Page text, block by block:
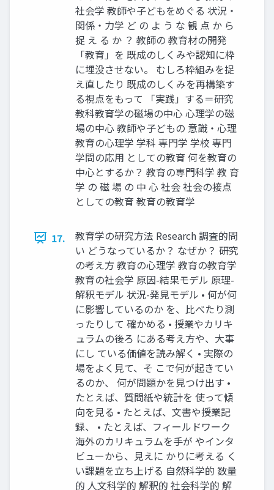
社会学 教師や子どもをめぐる 状況・
関係・力学 ど の よ う な 観 点 か ら
捉 え る か ？ 教師の 教育材の開発
「教育」を 既成のしくみや認知に枠
に埋没させない。 むしろ枠組みを捉
え直したり 既成のしくみを再構築す
る視点をもって 「実践」する＝研究
教科教育学の磁場の中心 心理学の磁
場の中心 教師や子どもの 意識・心理
教育の心理学 学科 専門学 学校 専門
学問の応用 としての教育 何を教育の
中心とするか？ 教育の専門科学 教 育
学 の 磁 場 の 中 心 社会 社会の接点
としての教育 教育の教育学
17.
教育学の研究方法 Research 調査的問
い どうなっているか？ なぜか？ 研究
の考え方 教育の心理学 教育の教育学
教育の社会学 原因-結果モデル 原理-
解釈モデル 状況-発見モデル • 何が何
に影響しているのか を、比べたり測
ったりして 確かめる • 授業やカリキ
ュラムの後ろ にある考え方や、大事
にし ている価値を読み解く • 実際の
場をよく見て、そ こで何が起きてい
るのか、 何が問題かを見つけ出す •
たとえば、質問紙や統計を 使って傾
向を見る • たとえば、文書や授業記
録、 • たとえば、フィールドワーク
海外のカリキュラムを手が やインタ
ビューから、見えに かりに考える く
い課題を立ち上げる 自然科学的 数量
的 人文科学的 解釈的 社会科学的 解